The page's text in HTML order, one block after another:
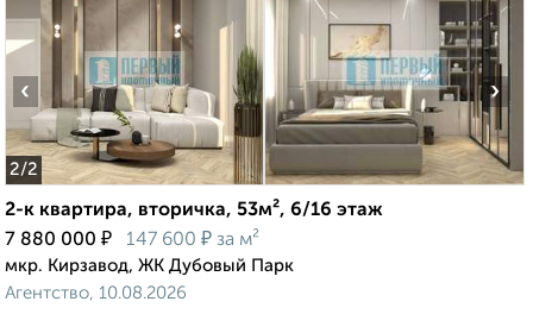
2/2
‹ ›
2-к квартира, вторичка, 53м², 6/16 этаж
7 880 000 ₽ 147 600 ₽ за м²
мкр. Кирзавод, ЖК Дубовый Парк
Агентство, 10.08.2026